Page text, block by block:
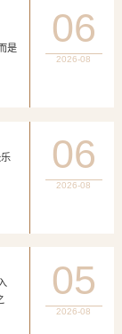
是
06
2026-08
06
2026-08
05
2026-08